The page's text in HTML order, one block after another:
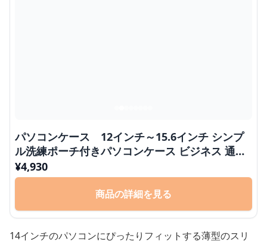
パソコンケース 12インチ～15.6インチ シンプ
ル洗練ポーチ付きパソコンケース ビジネス 通勤
日常使い
¥4,930
商品の詳細を見る
14インチのパソコンにぴったりフィットする薄型のスリ